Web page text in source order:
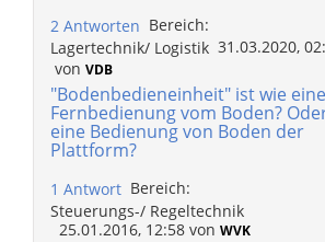
2 Antworten Bereich:
Lagertechnik/ Logistik 31.03.2020,
von VDB
"Bodenbedieneinheit" ist wie eine
Fernbedienung vom Boden?
eine Bedienung von Boden der
Plattform?
1 Antwort Bereich:
Steuerungs-/ Regeltechnik
25.01.2016, 12:58 von WVK